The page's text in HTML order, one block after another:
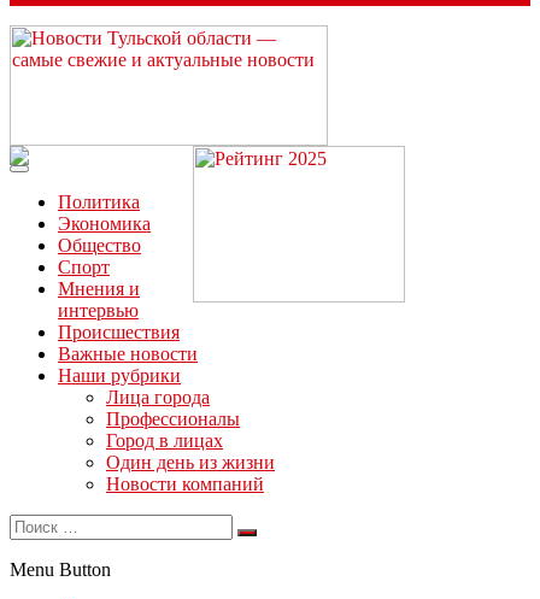
Читайте последние новости дня в Тульской области на сайте
“ЗаНовомосковск”
Политика
Экономика
Общество
Спорт
Мнения и
интервью
Происшествия
Важные новости
Наши рубрики
Лица города
Профессионалы
Город в лицах
Один день из жизни
Новости компаний
Menu Button